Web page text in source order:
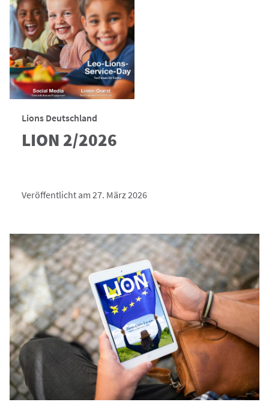
Lions Deutschland
LION 2/2026
Veröffentlicht am 27. März 2026